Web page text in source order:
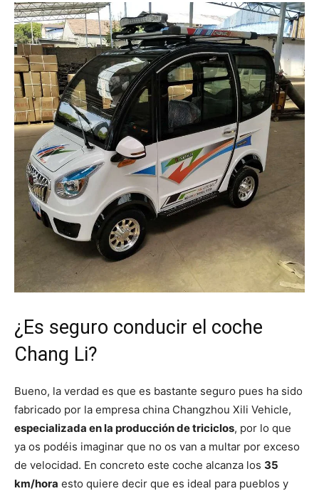
¿Es seguro conducir el coche
Chang Li?
Bueno, la verdad es que es bastante seguro pues ha sido
fabricado por la empresa china Changzhou Xili Vehicle,
especializada en la producción de triciclos, por lo que
ya os podéis imaginar que no os van a multar por exceso
de velocidad. En concreto este coche alcanza los 35
km/hora esto quiere decir que es ideal para pueblos y